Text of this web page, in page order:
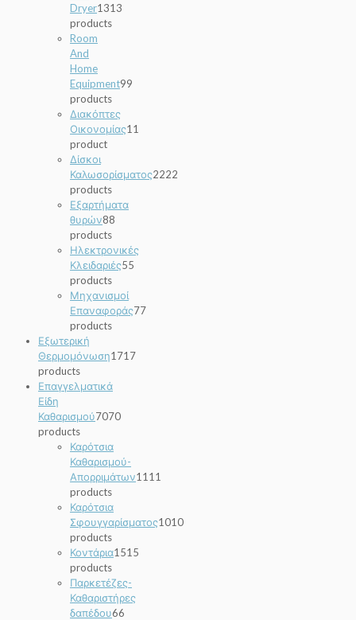
Dryer1313
products
Room
And
Home
Equipment99
products
Διακόπτες
Οικονομίας1 1
product
Δίσκοι
Καλωσορίσματος2222
products
Εξαρτήματα
θυρών88
products
Ηλεκτρονικές
Κλειδαριές55
products
Μηχανισμοί
Επαναφοράς77
products
Εξωτερική
Θερμομόνωση1717
products
Επαγγελματικά
Είδη
Καθαρισμού7070
products
Καρότσια
Καθαρισμού-
Απορριμάτων11 11
products
Καρότσια
Σφουγγαρίσματος1010
products
Κοντάρια1515
products
Παρκετέζες-
Καθαριστήρες
δαπέδου66